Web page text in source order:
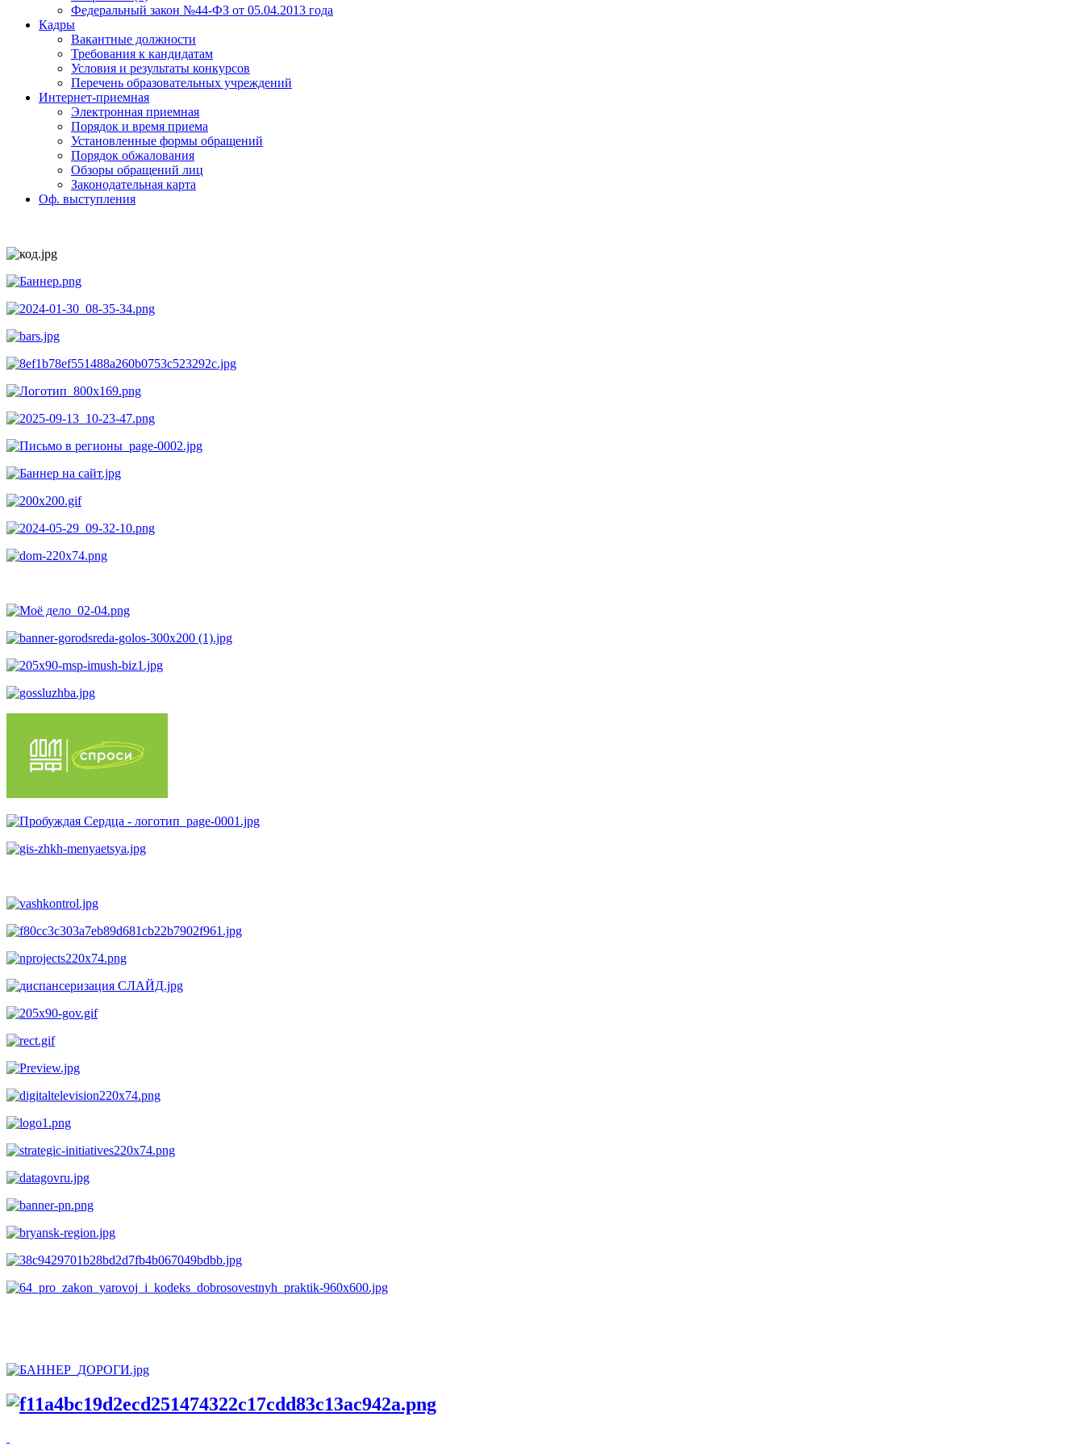
Федеральный закон №44-ФЗ от 05.04.2013 года
Кадры
Вакантные должности
Требования к кандидатам
Условия и результаты конкурсов
Перечень образовательных учреждений
Интернет-приемная
Электронная приемная
Порядок и время приема
Установленные формы обращений
Порядок обжалования
Обзоры обращений лиц
Законодательная карта
Оф. выступления